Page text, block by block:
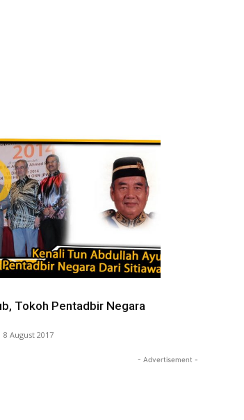
Tokoh Pentadbir Negara
8 August 2017
- Advertisement -